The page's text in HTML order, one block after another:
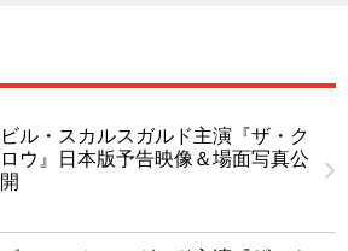
ビル・スカルスガルド主演『ザ・ク
ロウ』日本版予告映像＆場面写真公
開